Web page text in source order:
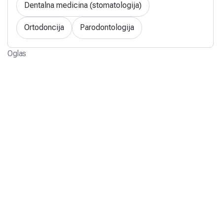
Dentalna medicina (stomatologija)
Ortodoncija Parodontologija
Oglas